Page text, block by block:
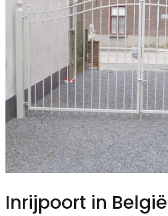
Inrijpoort in België